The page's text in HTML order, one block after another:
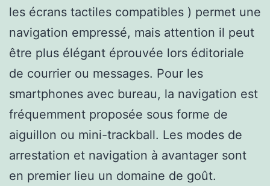
les écrans tactiles compatibles ) permet une
navigation empressé, mais attention il peut
être plus élégant éprouvée lors éditoriale
de courrier ou messages. Pour les
smartphones avec bureau, la navigation est
fréquemment proposée sous forme de
aiguillon ou mini-trackball. Les modes de
arrestation et navigation à avantager sont
en premier lieu un domaine de goût.